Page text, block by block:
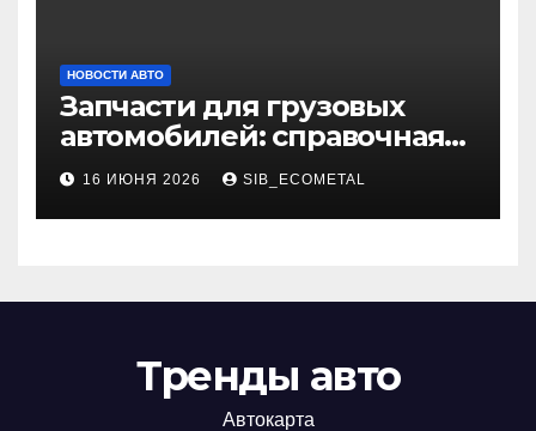
НОВОСТИ АВТО
Запчасти для грузовых
автомобилей: справочная
база по корейским и
японским моделям
16 ИЮНЯ 2026 SIB_ECOMETAL
Тренды авто
Автокарта